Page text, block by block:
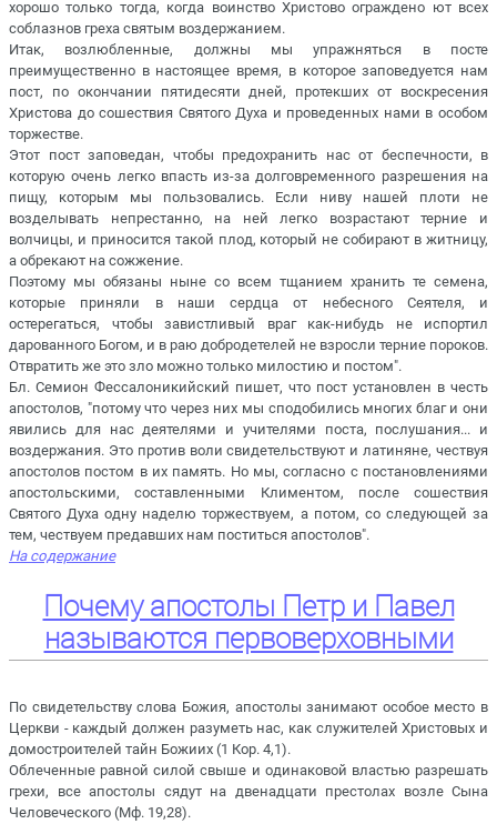
хорошо только тогда, когда воинство Христово ограждено ют всех
соблазнов греха святым воздержанием.
Итак, возлюбленные, должны мы упражняться в посте
преимущественно в настоящее время, в которое заповедуется нам
пост, по окончании пятидесяти дней, протекших от воскресения
Христова до сошествия Святого Духа и проведенных нами в особом
торжестве.
Этот пост заповедан, чтобы предохранить нас от беспечности, в
которую очень легко впасть из-за долговременного разрешения на
пищу, которым мы пользовались. Если ниву нашей плоти не
возделывать непрестанно, на ней легко возрастают терние и
волчицы, и приносится такой плод, который не собирают в житницу,
а обрекают на сожжение.
Поэтому мы обязаны ныне со всем тщанием хранить те семена,
которые приняли в наши сердца от небесного Сеятеля, и
остерегаться, чтобы завистливый враг как-нибудь не испортил
дарованного Богом, и в раю добродетелей не взросли терние пороков.
Отвратить же это зло можно только милостию и постом".
Бл. Семион Фессалоникийский пишет, что пост установлен в честь
апостолов, "потому что через них мы сподобились многих благ и они
явились для нас деятелями и учителями поста, послушания... и
воздержания. Это против воли свидетельствуют и латиняне, чествуя
апостолов постом в их память. Но мы, согласно с постановлениями
апостольскими, составленными Климентом, после сошествия
Святого Духа одну наделю торжествуем, а потом, со следующей за
тем, чествуем предавших нам поститься апостолов".
На содержание
Почему апостолы Петр и Павел
называются первоверховными
По свидетельству слова Божия, апостолы занимают особое место в
Церкви - каждый должен разуметь нас, как служителей Христовых и
домостроителей тайн Божиих (1 Кор. 4,1).
Облеченные равной силой свыше и одинаковой властью разрешать
грехи, все апостолы сядут на двенадцати престолах возле Сына
Человеческого (Мф. 19,28).